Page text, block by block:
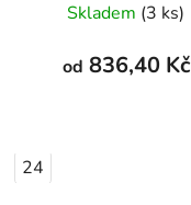
Skladem (3 ks)
od 836,40 Kč
24